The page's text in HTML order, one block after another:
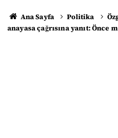
Ana Sayfa Politika
anayasa çağrısına yanıt: Önce